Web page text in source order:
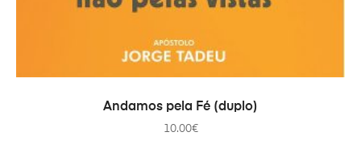
ADICIONAR
Andamos pela Fé (duplo)
10.00€